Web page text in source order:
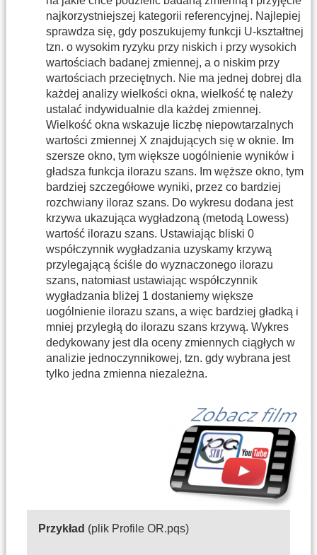
najkorzystniejszej kategorii referencyjnej. Najlepiej
sprawdza się, gdy poszukujemy funkcji U-kształtnej
tzn. o wysokim ryzyku przy niskich i przy wysokich
wartościach badanej zmiennej, a o niskim przy
wartościach przeciętnych. Nie ma jednej dobrej dla
każdej analizy wielkości okna, wielkość tę należy
ustalać indywidualnie dla każdej zmiennej.
Wielkość okna wskazuje liczbę niepowtarzalnych
wartości zmiennej X znajdujących się w oknie. Im
szersze okno, tym większe uogólnienie wyników i
gładsza funkcja ilorazu szans. Im węższe okno, tym
bardziej szczegółowe wyniki, przez co bardziej
rozchwiany iloraz szans. Do wykresu dodana jest
krzywa ukazująca wygładzoną (metodą Lowess)
wartość ilorazu szans. Ustawiając bliski 0
współczynnik wygładzania uzyskamy krzywą
przylegającą ściśle do wyznaczonego ilorazu
szans, natomiast ustawiając współczynnik
wygładzania bliżej 1 dostaniemy większe
uogólnienie ilorazu szans, a więc bardziej gładką i
mniej przyległą do ilorazu szans krzywą. Wykres
dedykowany jest dla oceny zmiennych ciągłych w
analizie jednoczynnikowej, tzn. gdy wybrana jest
tylko jedna zmienna niezależna.
Przykład (plik Profile OR.pqs)